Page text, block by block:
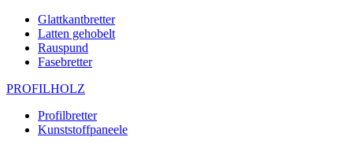
Glattkantbretter
Latten gehobelt
Rauspund
Fasebretter
PROFILHOLZ
Profilbretter
Kunststoffpaneele